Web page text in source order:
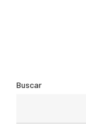
Buscar